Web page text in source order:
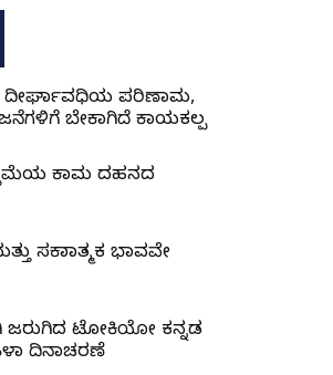
! ದೀರ್ಘಾವಧಿಯ ಪರಿಣಾಮ,
ಬೇಕಾಗಿದೆ ಕಾಯಕಲ್ಪ
ಕಾಮ ದಹನದ
ಸಕಾರಾತ್ಮಕ ಭಾವವೇ
ಟೋಕಿಯೋ ಕನ್ನಡ
ದಿನಾಚರಣೆ